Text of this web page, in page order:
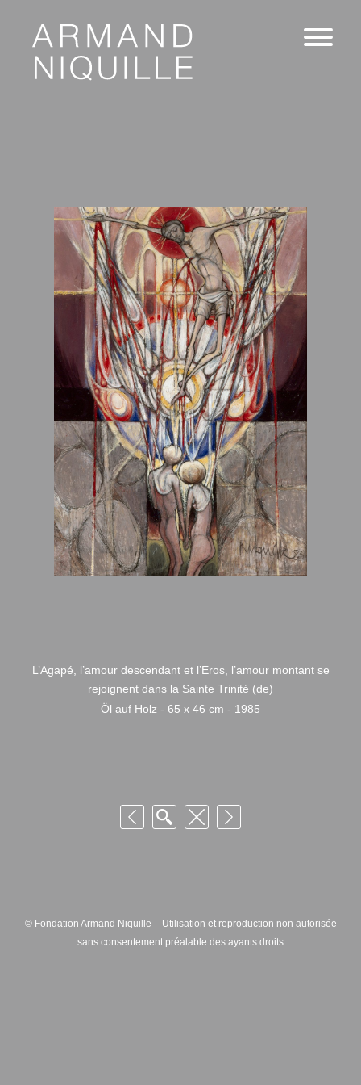
L’Agapé, l’amour descendant et l’Eros, l’amour montant se
rejoignent dans la Sainte Trinité (de)
Öl auf Holz - 65 x 46 cm - 1985
© Fondation Armand Niquille – Utilisation et reproduction non autorisée
sans consentement préalable des ayants droits